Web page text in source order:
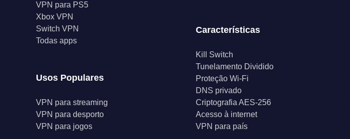
VPN para PS5
Xbox VPN
Switch VPN
Todas apps
Usos Populares
VPN para streaming
VPN para desporto
VPN para jogos
Características
Kill Switch
Tunelamento Dividido
Proteção Wi-Fi
DNS privado
Criptografia AES-256
Acesso à internet
VPN para país